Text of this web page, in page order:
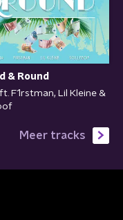
& Round
F1rstman, Lil Kleine &
Meer tracks